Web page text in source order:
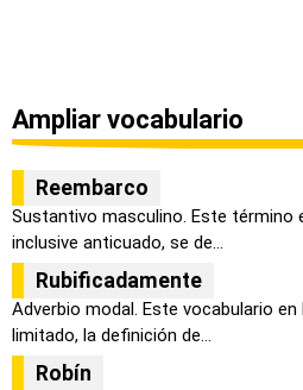
Ampliar vocabulario
Reembarco
Sustantivo masculino. Este término
inclusive anticuado, se de...
Rubificadamente
Adverbio modal. Este vocabulario
limitado, la definición de...
Robín